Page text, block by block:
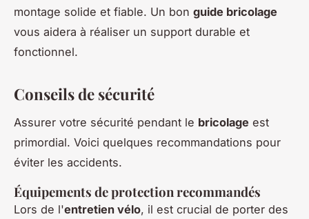
montage solide et fiable. Un bon guide bricolage
vous aidera à réaliser un support durable et
fonctionnel.
Conseils de sécurité
Assurer votre sécurité pendant le bricolage est
primordial. Voici quelques recommandations pour
éviter les accidents.
Équipements de protection recommandés
Lors de l'entretien vélo, il est crucial de porter des